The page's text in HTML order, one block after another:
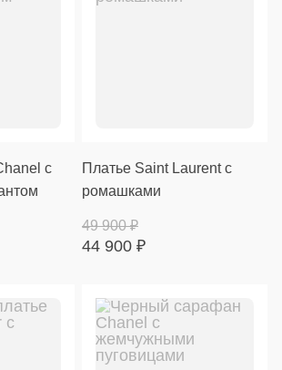
с
Платье Saint Laurent с
ромашками
44 900 ₽
49 900₽